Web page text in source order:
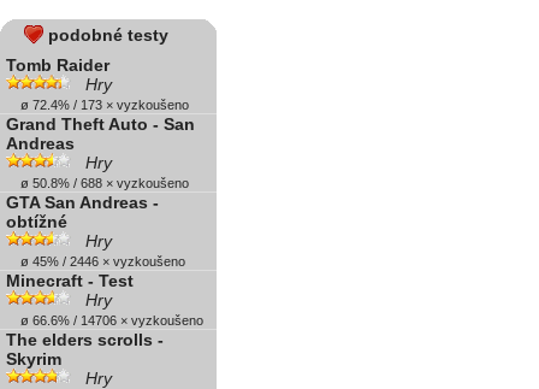
podobné testy
Tomb Raider
Hry
ø 72.4% / 173 × vyzkoušeno
Grand Theft Auto - San
Andreas
Hry
ø 50.8% / 688 × vyzkoušeno
GTA San Andreas -
obtížné
Hry
ø 45% / 2446 × vyzkoušeno
Minecraft - Test
Hry
ø 66.6% / 14706 × vyzkoušeno
The elders scrolls -
Skyrim
Hry